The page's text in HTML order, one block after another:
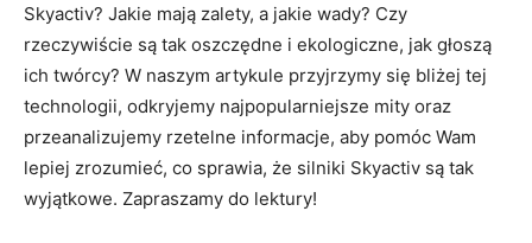
Skyactiv? ‌Jakie mają zalety, a jakie wady? ⁤Czy⁤
rzeczywiście są⁢ tak ‌oszczędne i ekologiczne, jak głoszą
ich twórcy? ​W naszym artykule przyjrzymy ⁢się ‌bliżej tej
technologii, odkryjemy najpopularniejsze⁣ mity oraz⁣
przeanalizujemy rzetelne informacje, ⁣aby‍ pomóc Wam
lepiej zrozumieć, co sprawia, że ‌silniki Skyactiv są tak
wyjątkowe. ⁣Zapraszamy do lektury!